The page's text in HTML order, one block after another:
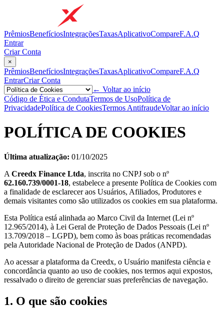
PrêmiosBenefíciosIntegraçõesTaxasAplicativoCompareF.A.Q
Entrar
Criar Conta
×
PrêmiosBenefíciosIntegraçõesTaxasAplicativoCompareF.A.Q
EntrarCriar Conta
← Voltar ao início
Código de Ética e CondutaTermos de UsoPolítica de
PrivacidadePolítica de CookiesTermos AntifraudeVoltar ao início
POLÍTICA DE COOKIES
Última atualização: 01/10/2025
A Creedx Finance Ltda, inscrita no CNPJ sob o nº
62.160.739/0001-18, estabelece a presente Política de Cookies com
a finalidade de esclarecer aos Usuários, Afiliados, Produtores e
demais visitantes como são utilizados os cookies em sua plataforma.
Esta Política está alinhada ao Marco Civil da Internet (Lei nº
12.965/2014), à Lei Geral de Proteção de Dados Pessoais (Lei nº
13.709/2018 – LGPD), bem como às boas práticas recomendadas
pela Autoridade Nacional de Proteção de Dados (ANPD).
Ao acessar a plataforma da Creedx, o Usuário manifesta ciência e
concordância quanto ao uso de cookies, nos termos aqui expostos,
ressalvado o direito de gerenciar suas preferências de navegação.
1. O que são cookies